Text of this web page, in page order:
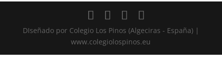
DIseñado por Colegio Los Pinos (Algeciras - España) |
www.colegiolospinos.eu